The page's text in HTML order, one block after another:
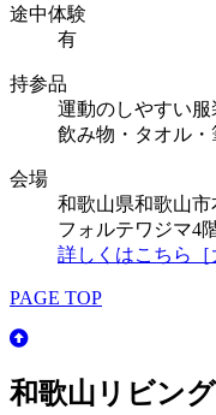
途中体験
有
持参品
運動のしやすい服
飲み物・タオル・
会場
和歌山県和歌山
フォルテワジマ4
詳しくはこちら［
PAGE TOP
和歌山リビン